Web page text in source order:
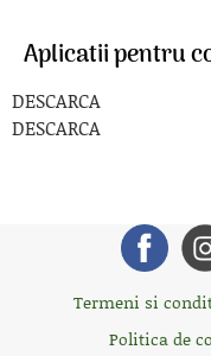
Aplicatii pentru
DESCARCA
DESCARCA
Termeni si
Politica de